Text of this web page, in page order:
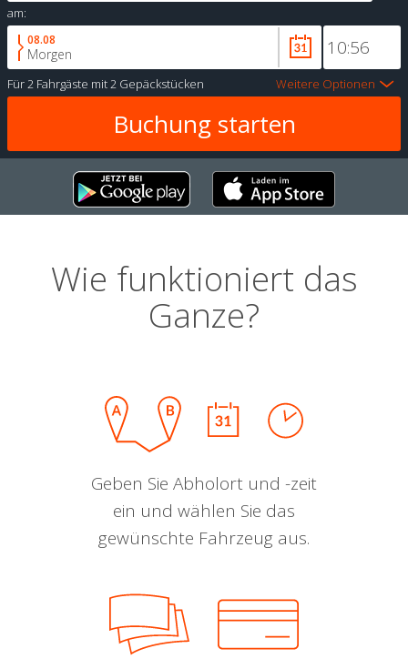
am:
08.08
Morgen
Für2 Fahrgäste mit2 Gepäckstücken Weitere Optionen
Wie funktioniert das
Ganze?
Geben Sie Abholort und -zeit
ein und wählen Sie das
gewünschte Fahrzeug aus.